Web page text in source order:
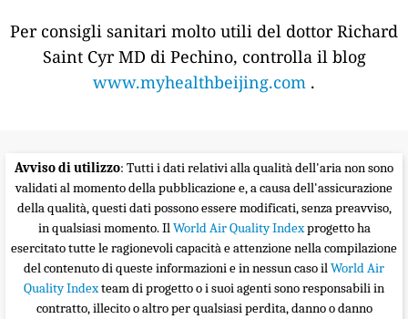
Per consigli sanitari molto utili del dottor Richard
Saint Cyr MD di Pechino, controlla il blog
www.myhealthbeijing.com .
Avviso di utilizzo: Tutti i dati relativi alla qualità dell'aria non sono
validati al momento della pubblicazione e, a causa dell'assicurazione
della qualità, questi dati possono essere modificati, senza preavviso,
in qualsiasi momento. IlWorld Air Quality Indexprogetto ha
esercitato tutte le ragionevoli capacità e attenzione nella compilazione
del contenuto di queste informazioni e in nessun caso ilWorld Air
Quality Indexteam di progetto o i suoi agenti sono responsabili in
contratto, illecito o altro per qualsiasi perdita, danno o danno